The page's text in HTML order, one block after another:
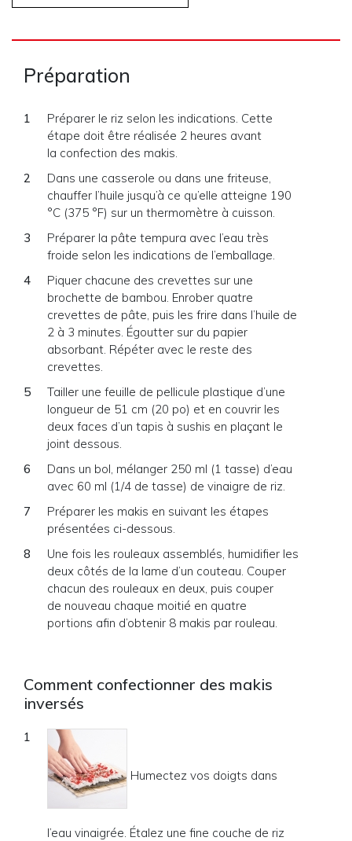
Préparation
Préparer le riz selon les indications. Cette
étape doit être réalisée 2 heures avant
la confection des makis.
Dans une casserole ou dans une friteuse,
chauffer l’huile jusqu’à ce qu’elle atteigne 190
°C (375 °F) sur un thermomètre à cuisson.
Préparer la pâte tempura avec l’eau très
froide selon les indications de l’emballage.
Piquer chacune des crevettes sur une
brochette de bambou. Enrober quatre
crevettes de pâte, puis les frire dans l’huile de
2 à 3 minutes. Égoutter sur du papier
absorbant. Répéter avec le reste des
crevettes.
Tailler une feuille de pellicule plastique d’une
longueur de 51 cm (20 po) et en couvrir les
deux faces d’un tapis à sushis en plaçant le
joint dessous.
Dans un bol, mélanger 250 ml (1 tasse) d’eau
avec 60 ml (1/4 de tasse) de vinaigre de riz.
Préparer les makis en suivant les étapes
présentées ci-dessous.
Une fois les rouleaux assemblés, humidifier les
deux côtés de la lame d’un couteau. Couper
chacun des rouleaux en deux, puis couper
de nouveau chaque moitié en quatre
portions afin d’obtenir 8 makis par rouleau.
Comment confectionner des makis
inversés
Humectez vos doigts dans
l’eau vinaigrée. Étalez une fine couche de riz